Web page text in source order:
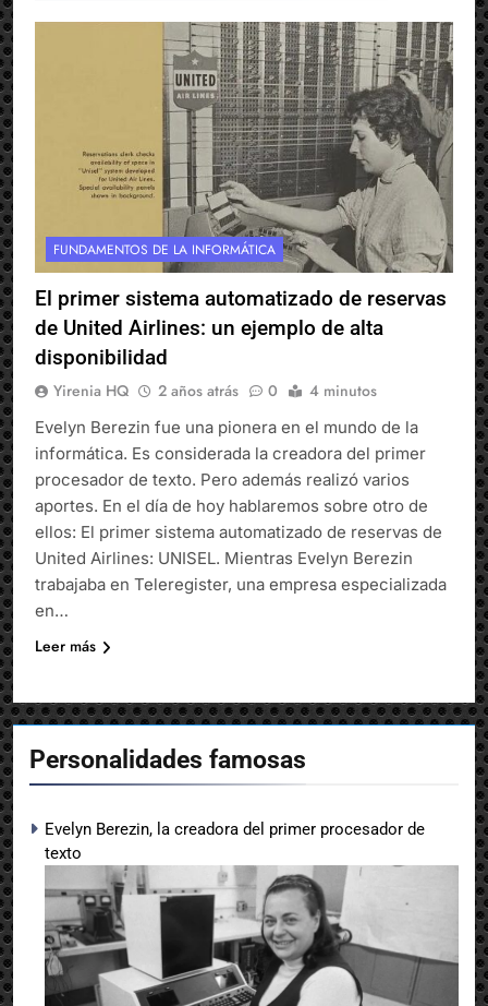
Personalidades famosas
Evelyn Berezin, la creadora del primer procesador de
texto
FUNDAMENTOS DE LA INFORMÁTICA
El primer sistema automatizado de reservas
de United Airlines: un ejemplo de alta
disponibilidad
Yirenia HQ 2 años atrás 0 4 minutos
Evelyn Berezin fue una pionera en el mundo de la
informática. Es considerada la creadora del primer
procesador de texto. Pero además realizó varios
aportes. En el día de hoy hablaremos sobre otro de
ellos: El primer sistema automatizado de reservas de
United Airlines: UNISEL. Mientras Evelyn Berezin
trabajaba en Teleregister, una empresa especializada
en…
Leer más